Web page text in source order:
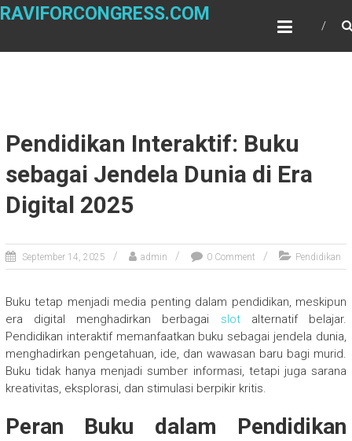
Skip
RAVIFORCONGRESS.COM
Pendidikan Interaktif: Buku
sebagai Jendela Dunia di Era
Digital 2025
September 14, 2025 admin 0 Comment Pendidikan
Buku tetap menjadi media penting dalam pendidikan, meskipun
era digital menghadirkan berbagai slotalternatif belajar.
Pendidikan interaktif memanfaatkan buku sebagai jendela dunia,
menghadirkan pengetahuan, ide, dan wawasan baru bagi murid.
Buku tidak hanya menjadi sumber informasi, tetapi juga sarana
kreativitas, eksplorasi, dan stimulasi berpikir kritis.
Peran Buku dalam Pendidikan